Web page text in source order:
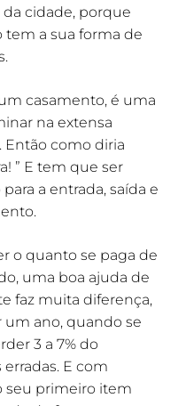
cidade, porque
a sua forma de
casamento, é uma
na extensa
Então como diria
” E tem que ser
a entrada, saída e
o quanto se paga de
uma boa ajuda de
faz muita diferença,
um ano, quando se
3 a 7% do
E com
seu primeiro item